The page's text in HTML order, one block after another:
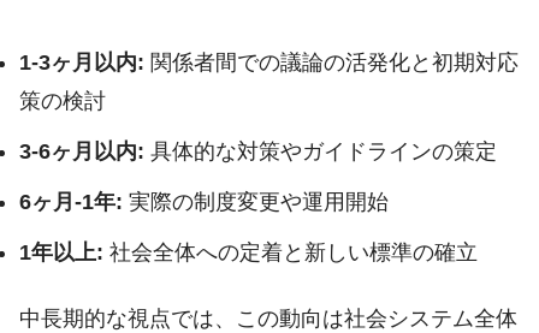
1-3ヶ月以内: 関係者間での議論の活発化と初期対応
策の検討
3-6ヶ月以内: 具体的な対策やガイドラインの策定
6ヶ月-1年: 実際の制度変更や運用開始
1年以上: 社会全体への定着と新しい標準の確立
中長期的な視点では、この動向は社会システム全体